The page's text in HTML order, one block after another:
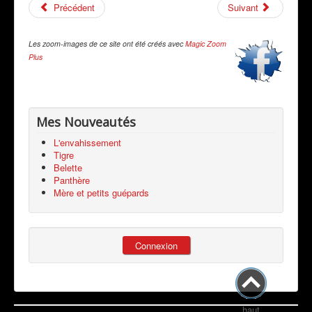
Précédent Suivant
Les zoom-images de ce site ont été créés avecMagic Zoom
Plus
Mes Nouveautés
L'envahissement
Tigre
Belette
Panthère
Mère et petits guépards
Connexion